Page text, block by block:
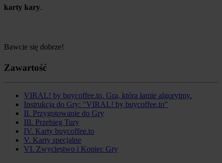
karty kary.
Bawcie się dobrze!
Zawartość
VIRAL! by buycoffee.to. Gra, która łamie algorytmy.
Instrukcja do Gry: "VIRAL! by buycoffee.to"
II. Przygotowanie do Gry
III. Przebieg Tury
IV. Karty buycoffee.to
V. Karty specjalne
VI. Zwycięstwo i Koniec Gry